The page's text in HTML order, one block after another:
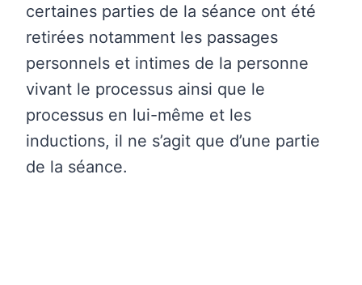
certaines parties de la séance ont été
retirées notamment les passages
personnels et intimes de la personne
vivant le processus ainsi que le
processus en lui-même et les
inductions, il ne s’agit que d’une partie
de la séance.